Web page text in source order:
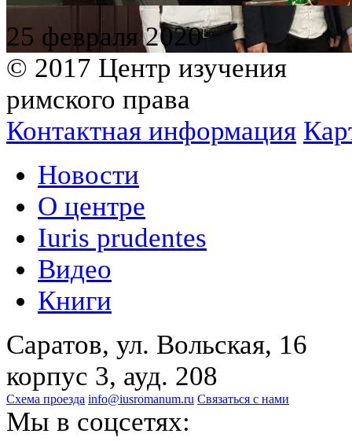
25 февраля 2020
© 2017 Центр изучения
римского права
Контактная информация
Новости
О центре
Iuris prudentes
Видео
Книги
Саратов, ул. Вольская, 16
корпус 3, ауд. 208
Схема проезда info@iusromanum.ru Связаться с нами
Мы в соцсетях: